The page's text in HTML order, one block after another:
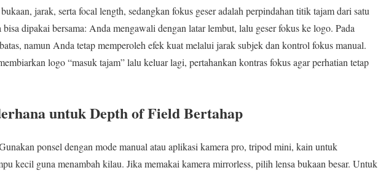
jarak, serta focal length, sedangkan fokus geser adalah perpindahan titik tajam dari satu
dipakai bersama: Anda mengawali dengan latar lembut, lalu geser fokus ke logo. Pada
namun Anda tetap memperoleh efek kuat melalui jarak subjek dan kontrol fokus manual.
logo “masuk tajam” lalu keluar lagi, pertahankan kontras fokus agar perhatian tetap
untuk Depth of Field Bertahap
ponsel dengan mode manual atau aplikasi kamera pro, tripod mini, kain untuk
kecil guna menambah kilau. Jika memakai kamera mirrorless, pilih lensa bukaan besar. Untuk